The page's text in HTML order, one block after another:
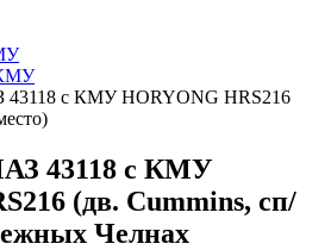
с КМУ HORYONG HRS216
43118 с КМУ
(дв. Cummins, сп/
Челнах